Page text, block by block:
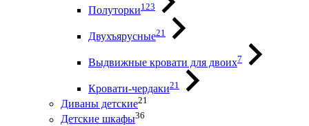
Полуторки123
Двухъярусные21
Выдвижные кровати для двоих7
Кровати-чердаки21
Диваны детские21
Детские шкафы36